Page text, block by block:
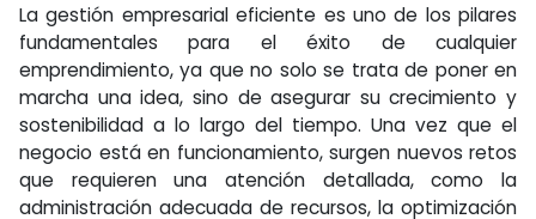
La gestión empresarial eficiente es uno de los pilares
fundamentales para el éxito de cualquier
emprendimiento, ya que no solo se trata de poner en
marcha una idea, sino de asegurar su crecimiento y
sostenibilidad a lo largo del tiempo. Una vez que el
negocio está en funcionamiento, surgen nuevos retos
que requieren una atención detallada, como la
administración adecuada de recursos, la optimización